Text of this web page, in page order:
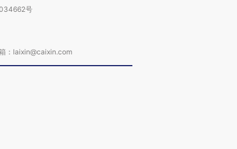
号
：laixin@caixin.com